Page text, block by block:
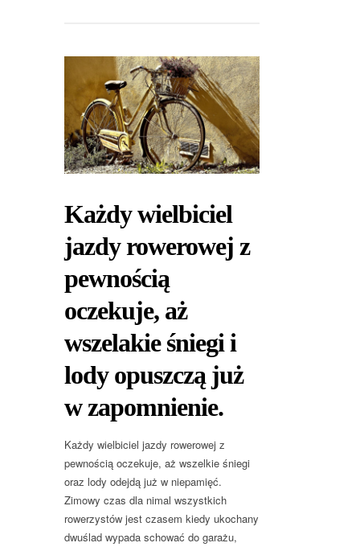
Każdy wielbiciel
jazdy rowerowej z
pewnością
oczekuje, aż
wszelakie śniegi i
lody opuszczą już
w zapomnienie.
Każdy wielbiciel jazdy rowerowej z
pewnością oczekuje, aż wszelkie śniegi
oraz lody odejdą już w niepamięć.
Zimowy czas dla nimal wszystkich
rowerzystów jest czasem kiedy ukochany
dwuślad wypada schować do garażu,